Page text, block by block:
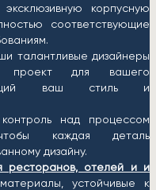
корпусную
соответствующие
талантливые дизайнеры
проект для вашего
ваш стиль и
над процессом
каждая деталь
дизайну.
ресторанов, отелей и и
устойчивые к